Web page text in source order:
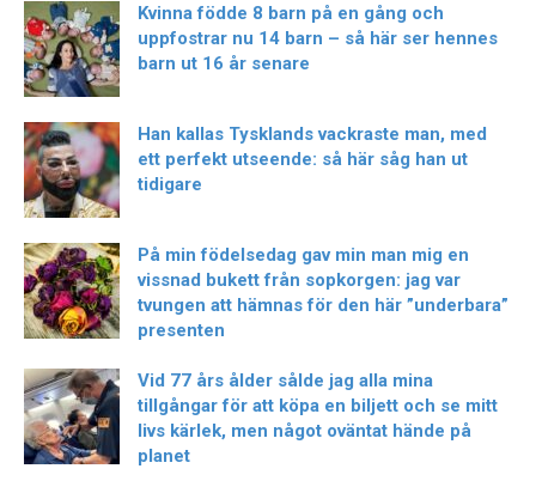
Kvinna födde 8 barn på en gång och
uppfostrar nu 14 barn – så här ser hennes
barn ut 16 år senare
Han kallas Tysklands vackraste man, med
ett perfekt utseende: så här såg han ut
tidigare
På min födelsedag gav min man mig en
vissnad bukett från sopkorgen: jag var
tvungen att hämnas för den här ”underbara”
presenten
Vid 77 års ålder sålde jag alla mina
tillgångar för att köpa en biljett och se mitt
livs kärlek, men något oväntat hände på
planet